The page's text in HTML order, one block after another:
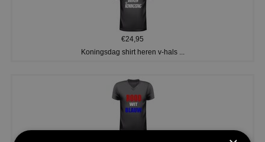
€24,95
Koningsdag shirt heren v-hals ...